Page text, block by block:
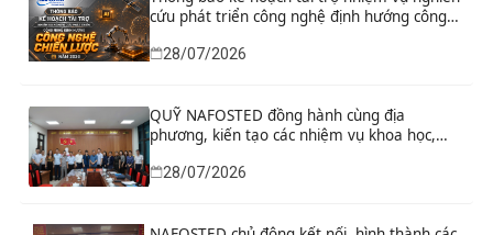
cứu phát triển công nghệ định hướng công
nghệ chiến lược năm 2026
28/07/2026
QUỸ NAFOSTED đồng hành cùng địa
phương, kiến tạo các nhiệm vụ khoa học,
phát triển thực tiễn
28/07/2026